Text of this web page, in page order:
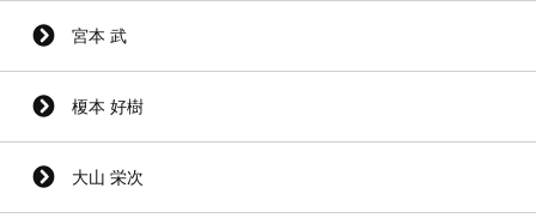
宮本 武
榎本 好樹
大山 栄次